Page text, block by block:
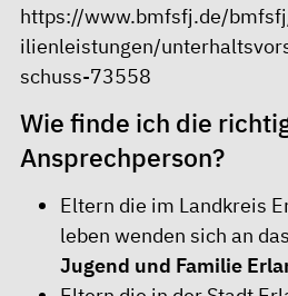
https://www.bmfsfj.de/
ilienleistungen/
schuss-73558
Wie finde ich die
Ansprechperson?
Eltern die im Landkreis
leben wenden sich an das
Jugend und Familie